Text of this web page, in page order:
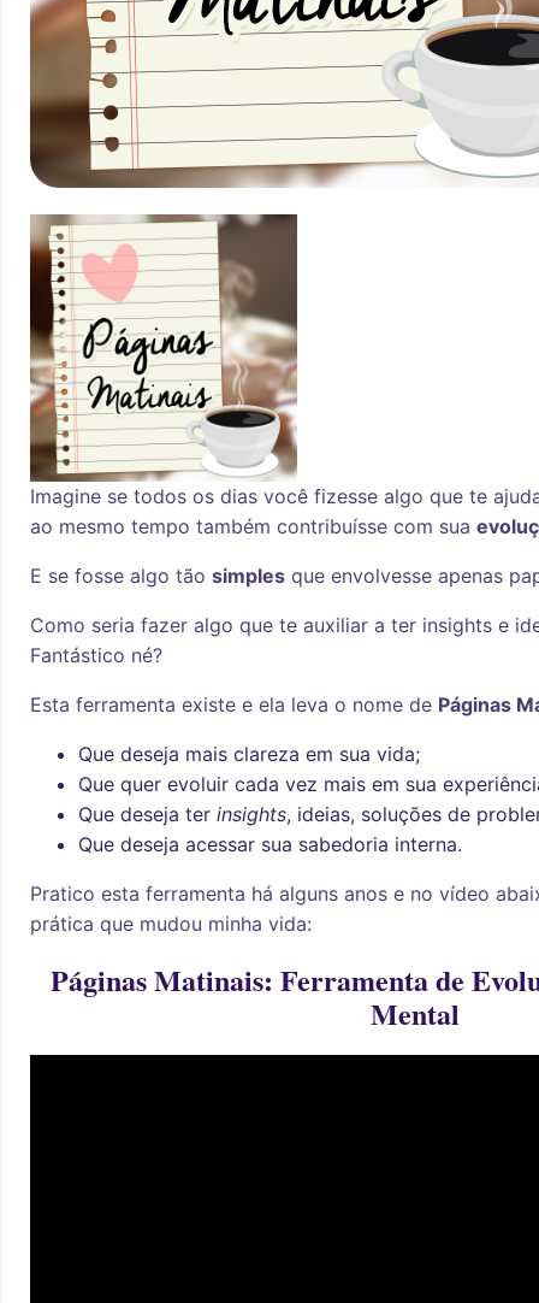
Imagine se todos os dias você fizesse algo que te
ao mesmo tempo também contribuísse com sua
E se fosse algo tão simples que envolvesse apenas
Como seria fazer algo que te auxiliar a ter insights e
Fantástico né?
Esta ferramenta existe e ela leva o nome de Páginas
Que deseja mais clareza em sua vida;
Que quer evoluir cada vez mais em sua
Que deseja ter insights, ideias, soluções de
Que deseja acessar sua sabedoria interna.
Pratico esta ferramenta há alguns anos e no vídeo
prática que mudou minha vida:
Páginas Matinais: Ferramenta de
Mental